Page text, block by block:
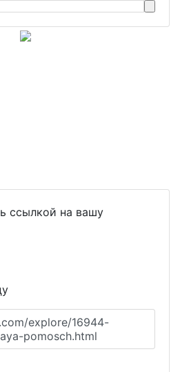
ссылкой на вашу
explore/16944-
pomosch.html